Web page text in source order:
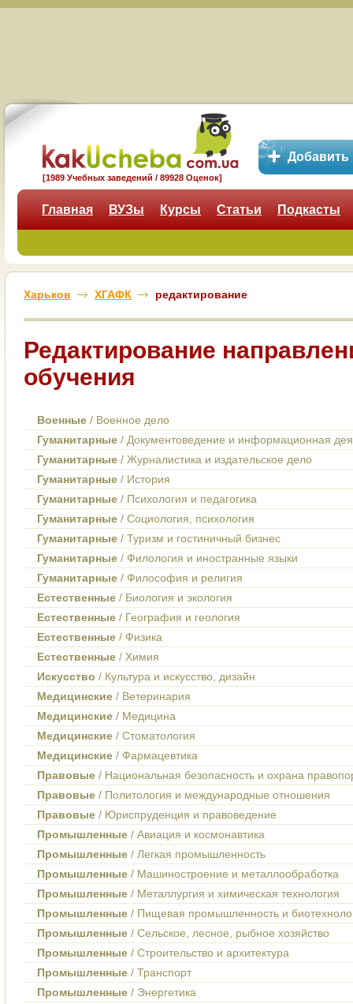
Добавить
[1989 Учебных заведений / 89928 Оценок]
Главная ВУЗы Курсы Статьи Подкасты
Харьков ХГАФК редактирование
Редактирование
обучения
Военные / Военное дело
Гуманитарные / Документоведение и информационная
Гуманитарные / Журналистика и издательское дело
Гуманитарные / История
Гуманитарные / Психология и педагогика
Гуманитарные / Социология, психология
Гуманитарные / Туризм и гостиничный бизнес
Гуманитарные / Филология и иностранные языки
Гуманитарные / Философия и религия
Естественные / Биология и экология
Естественные / География и геология
Естественные / Физика
Естественные / Химия
Искусство / Культура и искусство, дизайн
Медицинские / Ветеринария
Медицинские / Медицина
Медицинские / Стоматология
Медицинские / Фармацевтика
Правовые / Национальная безопасность и охрана
Правовые / Политология и международные отношения
Правовые / Юриспруденция и правоведение
Промышленные / Авиация и космонавтика
Промышленные / Легкая промышленность
Промышленные / Машиностроение и металлообработка
Промышленные / Металлургия и химическая технология
Промышленные / Пищевая промышленность и
Промышленные / Сельское, лесное, рыбное хозяйство
Промышленные / Строительство и архитектура
Промышленные / Транспорт
Промышленные / Энергетика